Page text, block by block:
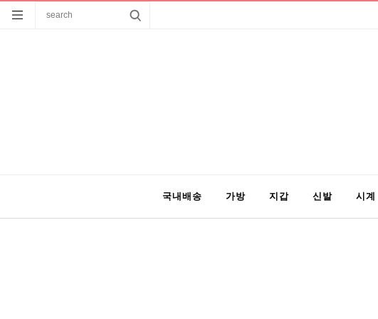
국내배송 가방 지갑 신발 시계